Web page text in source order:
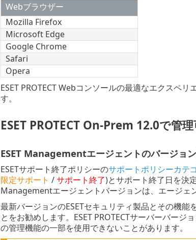
Webブラウザー
Mozilla Firefox
Microsoft Edge
Google Chrome
Safari
Opera
ESET PROTECT Webコンソールの最適なエクスペ
す。
ESET PROTECT On-Prem 12.0で管
ESET Managementエージェントのバージョ
ESETサポート終了ポリシーのサポートポリシーカテ
限定サポート /サポート終了)とサポート終了日を決
Managementエージェントバージョンは、エージェ
最新バージョンのESETセキュリティ製品とその機
とをお勧めします。ESET PROTECTサーバーバー
の管理機能の一部を使用できないことがあります。